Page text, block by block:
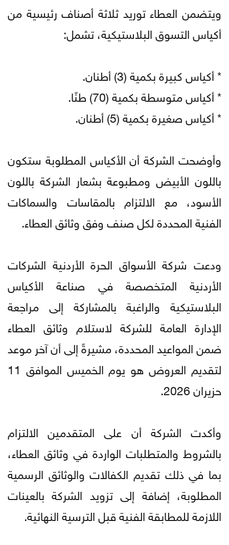
ويتضمن العطاء توريد ثلاثة أصناف رئيسية من
أكياس التسوق البلاستيكية، تشمل:
* أكياس كبيرة بكمية (3) أطنان.
* أكياس متوسطة بكمية (70) طنًا.
* أكياس صغيرة بكمية (5) أطنان.
وأوضحت الشركة أن الأكياس المطلوبة ستكون
باللون الأبيض ومطبوعة بشعار الشركة باللون
الأسود، مع الالتزام بالمقاسات والسماكات
الفنية المحددة لكل صنف وفق وثائق العطاء.
ودعت شركة الأسواق الحرة الأردنية الشركات
الأردنية المتخصصة في صناعة الأكياس
البلاستيكية والراغبة بالمشاركة إلى مراجعة
الإدارة العامة للشركة لاستلام وثائق العطاء
ضمن المواعيد المحددة، مشيرةً إلى أن آخر موعد
لتقديم العروض هو يوم الخميس الموافق 11
حزيران 2026.
وأكدت الشركة أن على المتقدمين الالتزام
بالشروط والمتطلبات الواردة في وثائق العطاء،
بما في ذلك تقديم الكفالات والوثائق الرسمية
المطلوبة، إضافة إلى تزويد الشركة بالعينات
اللازمة للمطابقة الفنية قبل الترسية النهائية.